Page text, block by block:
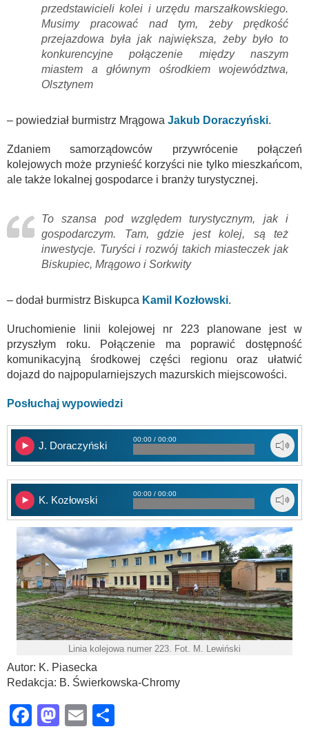
przedstawicieli kolei i urzędu marszałkowskiego.
Musimy pracować nad tym, żeby prędkość
przejazdowa była jak największa, żeby było to
konkurencyjne połączenie między naszym
miastem a głównym ośrodkiem województwa,
Olsztynem
– powiedział burmistrz Mrągowa Jakub Doraczyński.
Zdaniem samorządowców przywrócenie połączeń
kolejowych może przynieść korzyści nie tylko mieszkańcom,
ale także lokalnej gospodarce i branży turystycznej.
To szansa pod względem turystycznym, jak i
gospodarczym. Tam, gdzie jest kolej, są też
inwestycje. Turyści i rozwój takich miasteczek jak
Biskupiec, Mrągowo i Sorkwity
– dodał burmistrz Biskupca Kamil Kozłowski.
Uruchomienie linii kolejowej nr 223 planowane jest w
przyszłym roku. Połączenie ma poprawić dostępność
komunikacyjną środkowej części regionu oraz ułatwić
dojazd do najpopularniejszych mazurskich miejscowości.
Posłuchaj wypowiedzi
J. Doraczyński
00:00 / 00:00
K. Kozłowski
00:00 / 00:00
Linia kolejowa numer 223. Fot. M. Lewiński
Autor: K. Piasecka
Redakcja: B. Świerkowska-Chromy
Facebook
Mastodon
Email